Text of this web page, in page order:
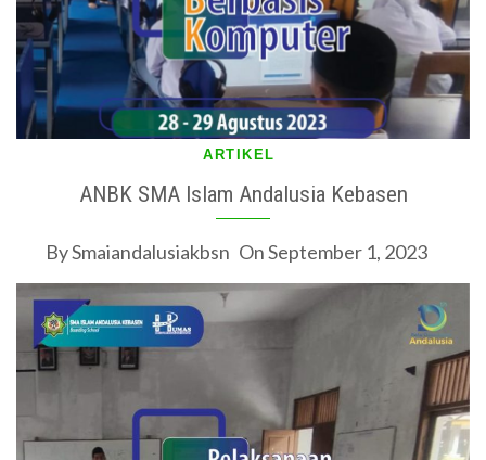
ARTIKEL
ANBK SMA Islam Andalusia Kebasen
BySmaiandalusiakbsn OnSeptember 1, 2023